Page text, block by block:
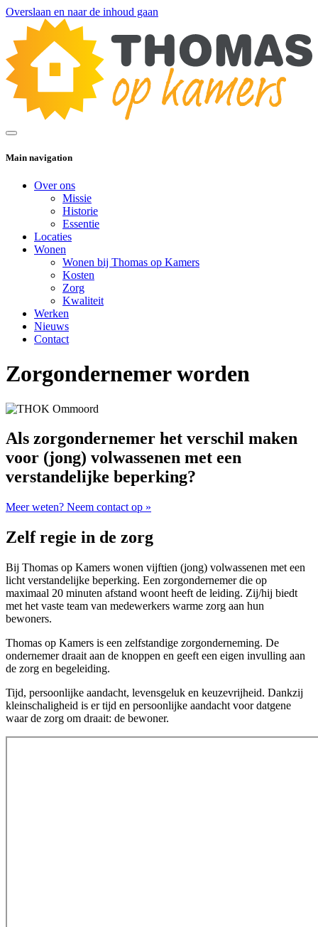
Overslaan en naar de inhoud gaan
Main navigation
Over ons
Missie
Historie
Essentie
Locaties
Wonen
Wonen bij Thomas op Kamers
Kosten
Zorg
Kwaliteit
Werken
Nieuws
Contact
Zorgondernemer worden
Als zorgondernemer het verschil maken
voor (jong) volwassenen met een
verstandelijke beperking?
Meer weten? Neem contact op »
Zelf regie in de zorg
Bij Thomas op Kamers wonen vijftien (jong) volwassenen met een
licht verstandelijke beperking. Een zorgondernemer die op
maximaal 20 minuten afstand woont heeft de leiding. Zij/hij biedt
met het vaste team van medewerkers warme zorg aan hun
bewoners.
Thomas op Kamers is een zelfstandige zorgonderneming. De
ondernemer draait aan de knoppen en geeft een eigen invulling aan
de zorg en begeleiding.
Tijd, persoonlijke aandacht, levensgeluk en keuzevrijheid. Dankzij
kleinschaligheid is er tijd en persoonlijke aandacht voor datgene
waar de zorg om draait: de bewoner.